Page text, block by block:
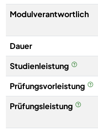
Modulverantwortlich
Dauer
Studienleistung
Prüfungsvorleistung
Prüfungsleistung